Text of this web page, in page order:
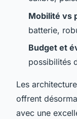
Mobilité vs
batterie,
Budget et
possibilités
Les
offrent
avec une